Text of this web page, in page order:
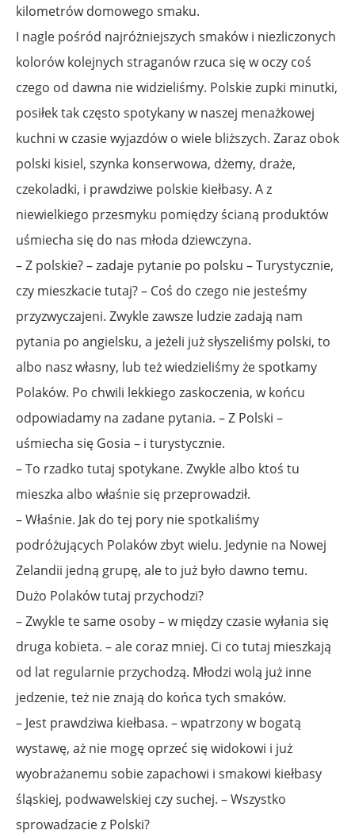
kilometrów domowego smaku.
I nagle pośród najróżniejszych smaków i niezliczonych
kolorów kolejnych straganów rzuca się w oczy coś
czego od dawna nie widzieliśmy. Polskie zupki minutki,
posiłek tak często spotykany w naszej menażkowej
kuchni w czasie wyjazdów o wiele bliższych. Zaraz obok
polski kisiel, szynka konserwowa, dżemy, draże,
czekoladki, i prawdziwe polskie kiełbasy. A z
niewielkiego przesmyku pomiędzy ścianą produktów
uśmiecha się do nas młoda dziewczyna.
– Z polskie? – zadaje pytanie po polsku – Turystycznie,
czy mieszkacie tutaj? – Coś do czego nie jesteśmy
przyzwyczajeni. Zwykle zawsze ludzie zadają nam
pytania po angielsku, a jeżeli już słyszeliśmy polski, to
albo nasz własny, lub też wiedzieliśmy że spotkamy
Polaków. Po chwili lekkiego zaskoczenia, w końcu
odpowiadamy na zadane pytania. – Z Polski –
uśmiecha się Gosia – i turystycznie.
– To rzadko tutaj spotykane. Zwykle albo ktoś tu
mieszka albo właśnie się przeprowadził.
– Właśnie. Jak do tej pory nie spotkaliśmy
podróżujących Polaków zbyt wielu. Jedynie na Nowej
Zelandii jedną grupę, ale to już było dawno temu.
Dużo Polaków tutaj przychodzi?
– Zwykle te same osoby – w między czasie wyłania się
druga kobieta. – ale coraz mniej. Ci co tutaj mieszkają
od lat regularnie przychodzą. Młodzi wolą już inne
jedzenie, też nie znają do końca tych smaków.
– Jest prawdziwa kiełbasa. – wpatrzony w bogatą
wystawę, aż nie mogę oprzeć się widokowi i już
wyobrażanemu sobie zapachowi i smakowi kiełbasy
śląskiej, podwawelskiej czy suchej. – Wszystko
sprowadzacie z Polski?